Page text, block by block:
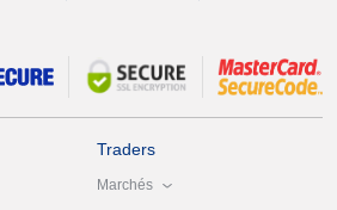
Traders
Marchés